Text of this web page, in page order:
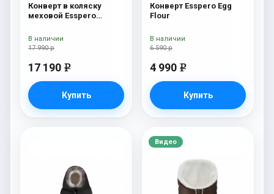
Конверт в коляску
меховой Esspero
(натуральная овчина)
Sky
17 990 р
17 190 e
Купить
В наличии
Конверт Esspero Egg
Flour
6 590 р
4 990 e
Купить
В наличии
Видео